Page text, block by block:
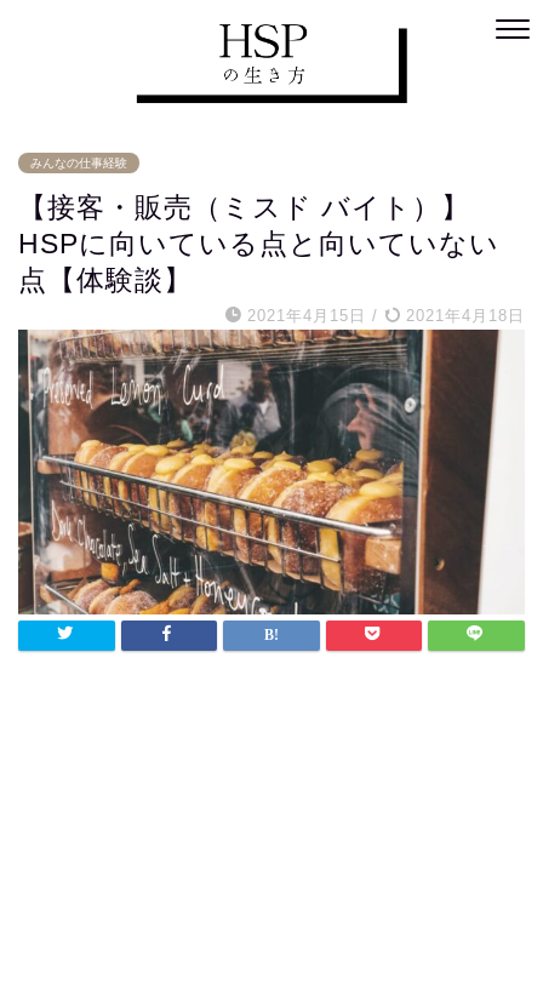
みんなの仕事経験
【接客・販売（ミスド バイト）】
HSPに向いている点と向いていない
点【体験談】
2021年4月15日 / 2021年4月18日